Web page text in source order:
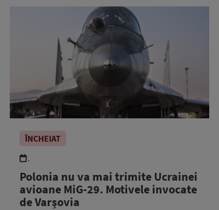
ÎNCHEIAT
.
Polonia nu va mai trimite Ucrainei
avioane MiG-29. Motivele invocate
de Varșovia